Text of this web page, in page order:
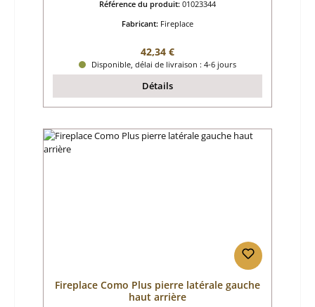
Référence du produit: 01023344
Fabricant: Fireplace
Prix régulier :
42,34 €
Disponible, délai de livraison : 4-6 jours
Détails
Fireplace Como Plus pierre latérale gauche
haut arrière